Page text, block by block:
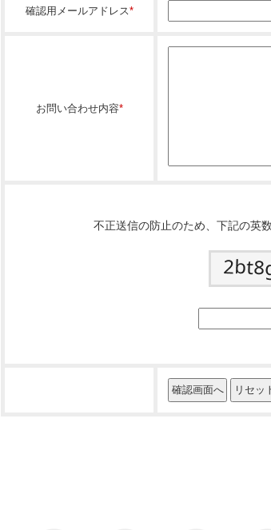
確認用メールアドレス*
お問い合わせ内容*
不正送信の防止のため、下記の英